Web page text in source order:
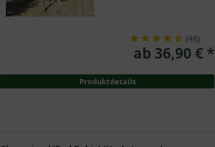
(48)
ab 36,90 € *
Produktdetails